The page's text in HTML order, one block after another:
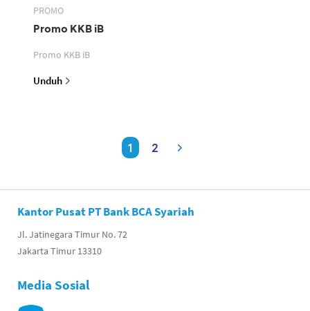
PROMO
Promo KKB iB
Promo KKB iB
Unduh
1 2
Kantor Pusat PT Bank BCA Syariah
Jl. Jatinegara Timur No. 72
Jakarta Timur 13310
Media Sosial